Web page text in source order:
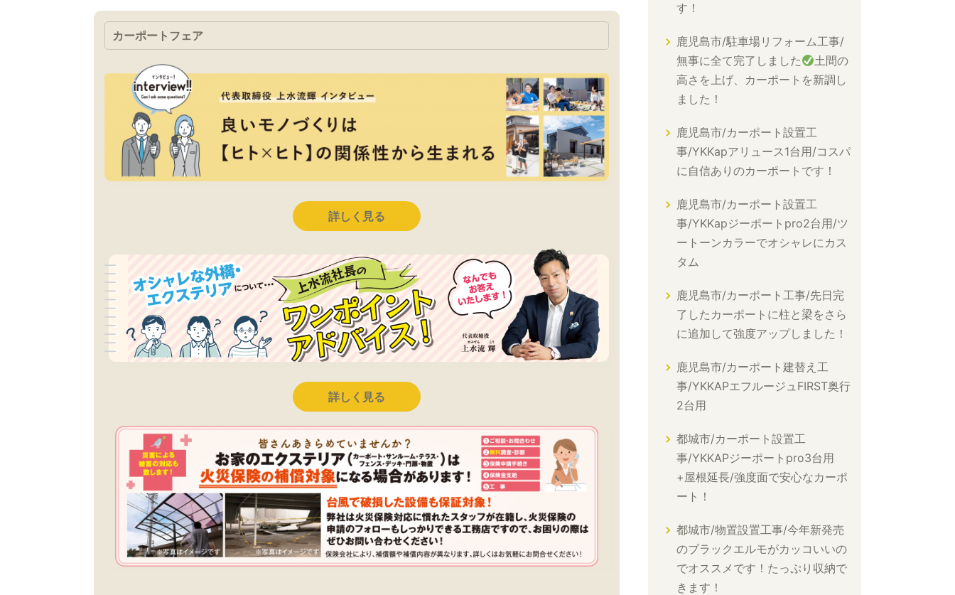
カーポートフェア
詳しく見る
詳しく見る
す！
鹿児島市/駐車場リフォーム工事/
無事に全て完了しました
土間の
高さを上げ、カーポートを新調し
ました！
鹿児島市/カーポート設置工
事/YKKapアリュース1台用/コスパ
に自信ありのカーポートです！
鹿児島市/カーポート設置工
事/YKKapジーポートpro2台用/ツ
ートーンカラーでオシャレにカス
タム
鹿児島市/カーポート工事/先日完
了したカーポートに柱と梁をさら
に追加して強度アップしました！
鹿児島市/カーポート建替え工
事/YKKAPエフルージュFIRST奥行
2台用
都城市/カーポート設置工
事/YKKAPジーポートpro3台用
+屋根延長/強度面で安心なカーポ
ート！
都城市/物置設置工事/今年新発売
のブラックエルモがカッコいいの
でオススメです！たっぷり収納で
きます！